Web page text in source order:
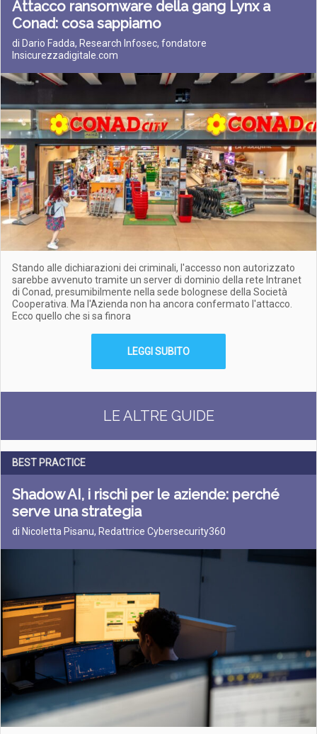
Attacco ransomware della gang Lynx a
Conad: cosa sappiamo
di Dario Fadda, Research Infosec, fondatore
Insicurezzadigitale.com
Stando alle dichiarazioni dei criminali, l'accesso non autorizzato
sarebbe avvenuto tramite un server di dominio della rete Intranet
di Conad, presumibilmente nella sede bolognese della Società
Cooperativa. Ma l'Azienda non ha ancora confermato l'attacco.
Ecco quello che si sa finora
LEGGI SUBITO
LE ALTRE GUIDE
BEST PRACTICE
Shadow AI, i rischi per le aziende: perché
serve una strategia
di Nicoletta Pisanu, Redattrice Cybersecurity360